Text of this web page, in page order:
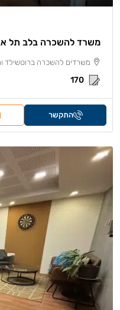
משרד להשכרה בלב תל אביב –
משרדים להשכרה ברוטשילד
170
התקשר